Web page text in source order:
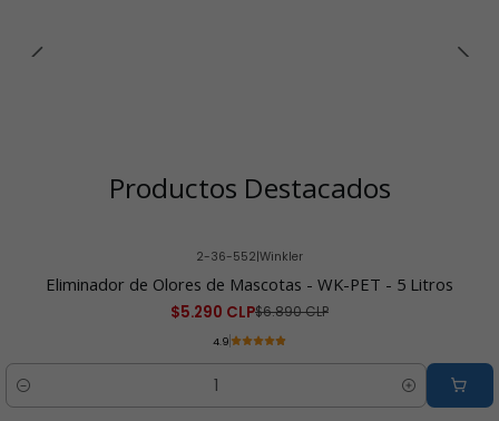
Productos Destacados
2-36-552|Winkler
Eliminador de Olores de Mascotas - WK-PET - 5 Litros
$5.290 CLP$6.890 CLP
4.9
Cantidad